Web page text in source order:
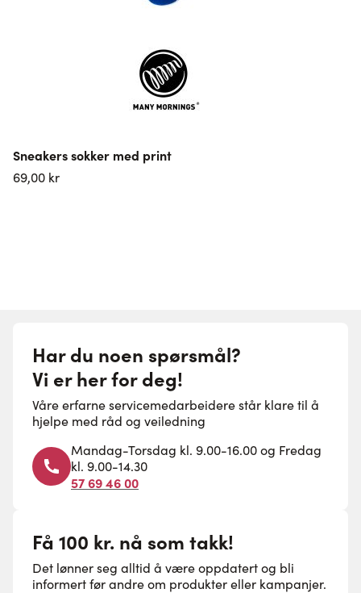
Sneakers sokker med print
69,00 kr
Har du noen spørsmål?
Vi er her for deg!
Våre erfarne servicemedarbeidere står klare til å
hjelpe med råd og veiledning
Mandag-Torsdag kl. 9.00-16.00 og Fredag
kl. 9.00-14.30
57 69 46 00
Få 100 kr. nå som takk!
Det lønner seg alltid å være oppdatert og bli
informert før andre om produkter eller kampanjer.